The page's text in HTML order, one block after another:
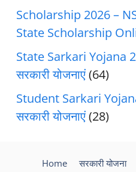
Scholarship 2026 –
State Scholarship
State Sarkari Yojana
सरकारी योजनाएं(64)
Student Sarkari
सरकारी योजनाएं(28)
Home सरकारी योजना